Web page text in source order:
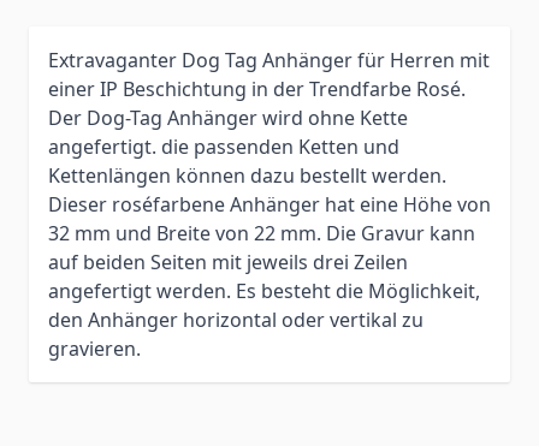
Extravaganter Dog Tag Anhänger für Herren mit
einer IP Beschichtung in der Trendfarbe Rosé.
Der Dog-Tag Anhänger wird ohne Kette
angefertigt. die passenden Ketten und
Kettenlängen können dazu bestellt werden.
Dieser roséfarbene Anhänger hat eine Höhe von
32 mm und Breite von 22 mm. Die Gravur kann
auf beiden Seiten mit jeweils drei Zeilen
angefertigt werden. Es besteht die Möglichkeit,
den Anhänger horizontal oder vertikal zu
gravieren.